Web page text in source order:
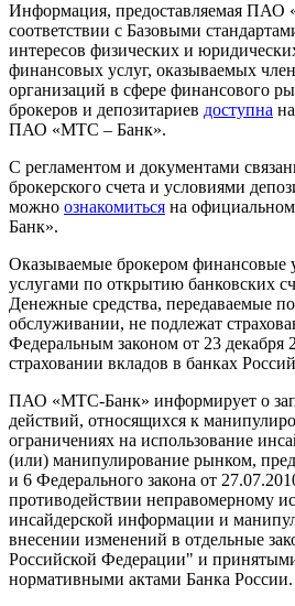
Информация, предоставляемая ПАО
соответствии с Базовыми
интересов физических и
финансовых услуг, оказываемых
организаций в сфере финансового
брокеров и депозитариев доступна
ПАО «МТС – Банк».
С регламентом и документами
брокерского счета и условиями
можно ознакомиться на
Банк».
Оказываемые брокером финансовые
услугами по открытию банковских
Денежные средства, передаваемые
обслуживании, не подлежат
Федеральным законом от 23
страховании вкладов в банках
ПАО «МТС-Банк» информирует о
действий, относящихся к
ограничениях на использование
(или) манипулирование рынком,
и 6 Федерального закона от
противодействии неправомерному
инсайдерской информации и
внесении изменений в отдельные
Российской Федерации" и
нормативными актами Банка России.